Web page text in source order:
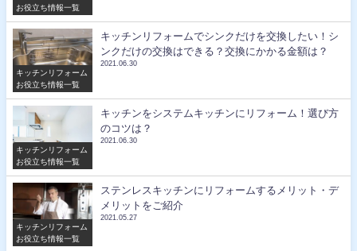
お役立ち情報一覧
キッチンリフォーム
お役立ち情報一覧
キッチンリフォームでシンクだけを交換したい！シ
ンクだけの交換はできる？交換にかかる金額は？
2021.06.30
キッチンリフォーム
お役立ち情報一覧
キッチンをシステムキッチンにリフォーム！選び方
のコツは？
2021.06.30
キッチンリフォーム
お役立ち情報一覧
ステンレスキッチンにリフォームするメリット・デ
メリットをご紹介
2021.05.27